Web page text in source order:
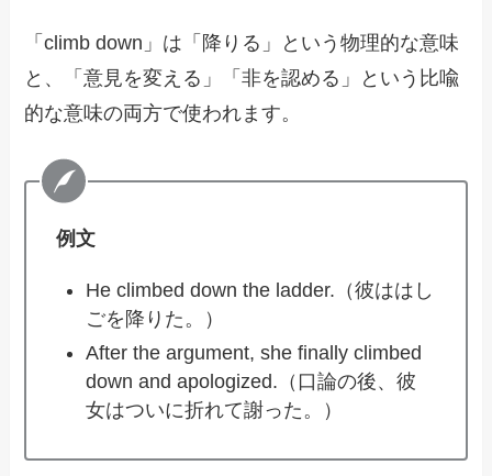
「climb down」は「降りる」という物理的な意味
と、「意見を変える」「非を認める」という比喩
的な意味の両方で使われます。
例文
He climbed down the ladder.（彼ははし
ごを降りた。）
After the argument, she finally climbed
down and apologized.（口論の後、彼
女はついに折れて謝った。）